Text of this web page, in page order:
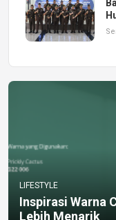
LIFESTYLE
Inspirasi Warna
Lebih Menarik